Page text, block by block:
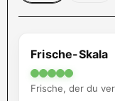
Frische-Skala
Frische, der du